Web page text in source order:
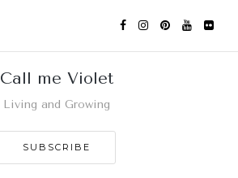
Call me Violet
Living and Growing
SUBSCRIBE